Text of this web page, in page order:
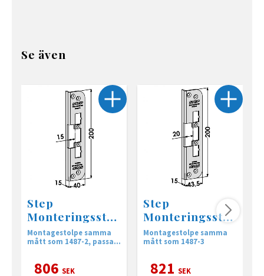
Se även
Step
Monteringsstol
pe ST4005-15
Vinklad
Montagestolpe samma
mått som 1487-2, passar
806 SEK
Step
Monteringsstol
pe ST4005-20
Vinklad
Montagestolpe samma
mått som 1487-3
821 SEK